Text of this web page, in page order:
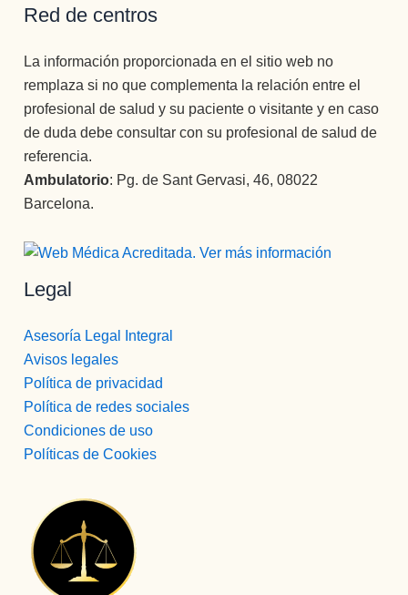
Red de centros
La información proporcionada en el sitio web no
remplaza si no que complementa la relación entre el
profesional de salud y su paciente o visitante y en caso
de duda debe consultar con su profesional de salud de
referencia.
Ambulatorio: Pg. de Sant Gervasi, 46, 08022
Barcelona.
Legal
Asesoría Legal Integral
Avisos legales
Política de privacidad
Política de redes sociales
Condiciones de uso
Políticas de Cookies